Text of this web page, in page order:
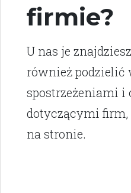
firmie?
U nas je
również podzielić
spostrzeżeniami i
dotyczącymi firm,
na stronie.